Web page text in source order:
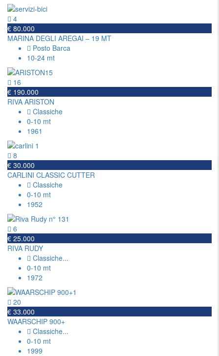
4
€ 80.000
MARINA DEGLI AREGAI – 19 MT
Posto Barca
10-24 mt
16
€ 190.000
RIVA ARISTON
Classiche
0-10 mt
1961
8
€ 30.000
CARLINI CLASSIC CUTTER
Classiche
0-10 mt
1952
6
€ 25.000
RIVA RUDY
Classiche...
0-10 mt
1972
20
€ 33.000
WAARSCHIP 900+
Classiche...
0-10 mt
1999